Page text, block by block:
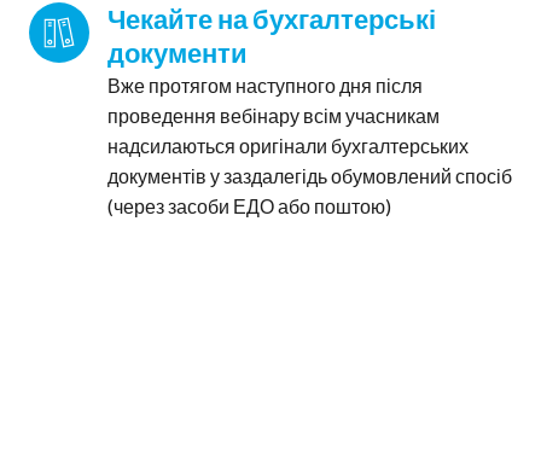
Чекайте на бухгалтерські
документи
Вже протягом наступного дня після
проведення вебінару всім учасникам
надсилаються оригінали бухгалтерських
документів у заздалегідь обумовлений спосіб
(через засоби ЕДО або поштою)